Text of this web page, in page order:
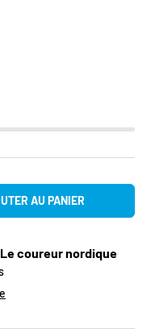
AU PANIER
Le coureur nordique